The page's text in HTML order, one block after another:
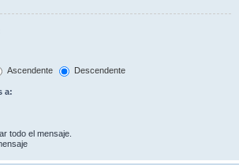
Ascendente
Descendente
a:
todo el mensaje.